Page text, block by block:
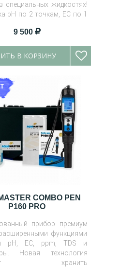
специальных жидкостях!
pH по 2 точкам, EC по 1
9 500
В КОРЗИНУ
COMBO PEN
P160 PRO
прибор премиум
функциями
pH, EC, ppm, TDS и
Новая технология
хранить